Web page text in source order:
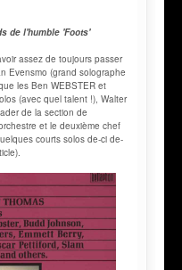
de l'humble 'Foots'
assez de toujours passer
Evensmo (grand solographe
les Ben WEBSTER et
(avec quel talent !), Walter
de la section de
et le deuxième chef
courts solos de-ci de-